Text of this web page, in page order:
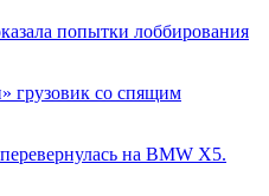
попытки лоббирования
грузовик со спящим
на BMW X5.